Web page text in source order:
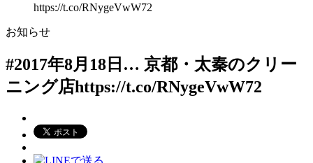
https://t.co/RNygeVwW72
お知らせ
#2017年8月18日… 京都・太秦のクリー
ニング店https://t.co/RNygeVwW72